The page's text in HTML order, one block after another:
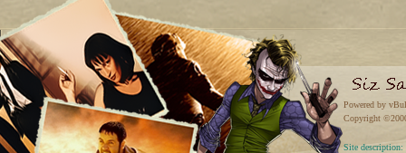
Powered by
Copyright
Site